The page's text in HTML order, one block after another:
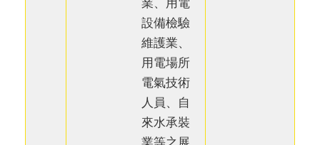
業、用電
設備檢驗
維護業、
用電場所
電氣技術
人員、自
來水承裝